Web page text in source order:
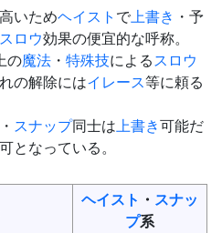
いためヘイスト で上書き ・予
スロウ効果の便宜的な呼称。
の魔法 ・ 特殊技によるスロウ
の解除にはイレース等に頼る
・ スナップ同士は上書き可能だ
となっている。
ヘイスト ・ スナッ
プ系